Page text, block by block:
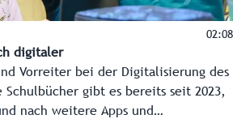
02:08
digitaler
Vorreiter bei der Digitalisierung des
gibt es bereits seit 2023,
nach weitere Apps und